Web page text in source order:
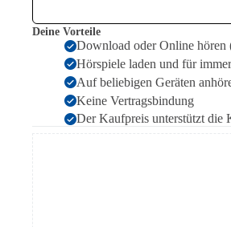
Deine Vorteile
Download oder Online hören
Hörspiele laden und für
Auf beliebigen Geräten
Keine Vertragsbindung
Der Kaufpreis unterstützt die